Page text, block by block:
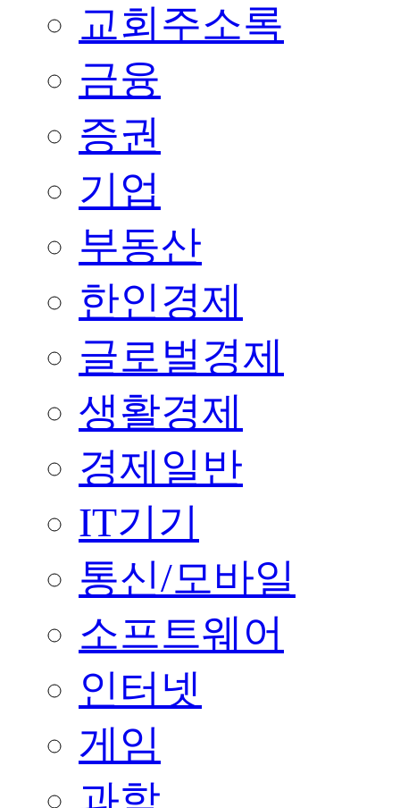
교회주소록
금융
증권
기업
부동산
한인경제
글로벌경제
생활경제
경제일반
IT기기
통신/모바일
소프트웨어
인터넷
게임